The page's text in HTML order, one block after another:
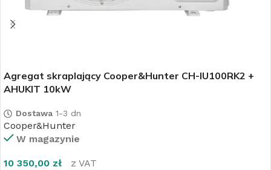
Agregat skraplający Cooper&Hunter CH-IU100RK2 +
AHUKIT 10kW
Dostawa 1-3 dn
Cooper&Hunter
W magazynie
10 350,00 zł z VAT